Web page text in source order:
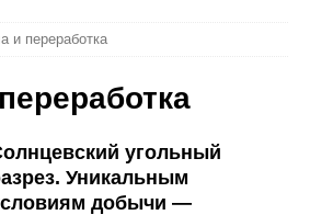
и переработка
угольный
Уникальным
добычи —